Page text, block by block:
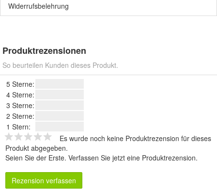
Widerrufsbelehrung
Produktrezensionen
So beurteilen Kunden dieses Produkt.
5 Sterne:
4 Sterne:
3 Sterne:
2 Sterne:
1 Stern:
Es wurde noch keine Produktrezension für dieses
Produkt abgegeben.
Seien Sie der Erste. Verfassen Sie jetzt eine Produktrezension.
Rezension verfassen